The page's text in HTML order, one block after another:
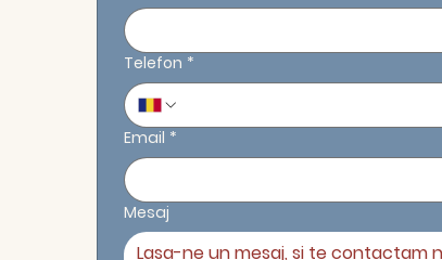
Telefon *
Email *
Mesaj